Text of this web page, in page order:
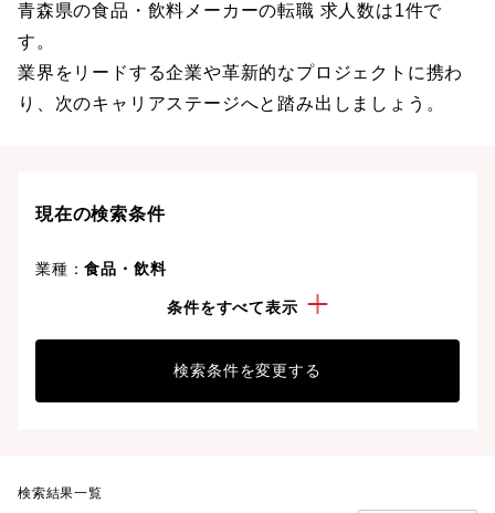
青森県の食品・飲料メーカーの転職 求人数は1件で
す。
業界をリードする企業や革新的なプロジェクトに携わ
り、次のキャリアステージへと踏み出しましょう。
現在の検索条件
業種：食品・飲料
条件をすべて表示
検索条件を変更する
検索結果一覧